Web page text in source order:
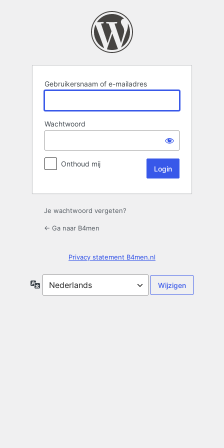
Gebruikersnaam of e-mailadres
Wachtwoord
Onthoud mij
Je wachtwoord vergeten?
← Ga naar B4men
Privacy statement B4men.nl
Taal